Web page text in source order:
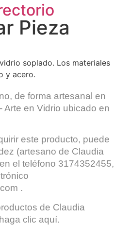
Pieza
soplado. Los materiales
y acero.
de forma artesanal en
Arte en Vidrio ubicado en
este producto, puede
(artesano de Claudia
el teléfono 3174352455,
.
de Claudia
clic aquí.